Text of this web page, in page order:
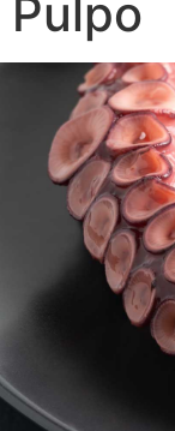
Pulpo